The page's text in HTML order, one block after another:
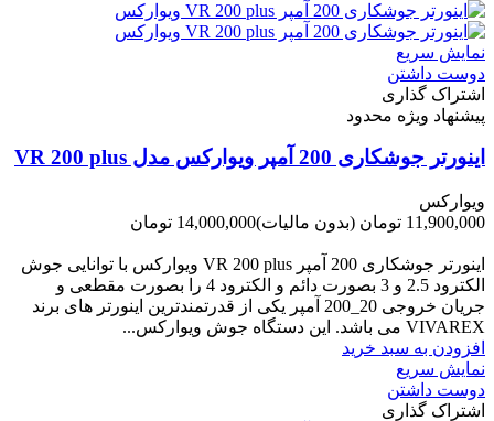
نمایش سریع
دوست داشتن
اشتراک گذاری
پیشنهاد ویژه محدود
اینورتر جوشکاری 200 آمپر ویوارکس مدل VR 200 plus
ویوارکس
11,900,000 تومان
(بدون مالیات)14,000,000 تومان
اینورتر جوشکاری 200 آمپر VR 200 plus ویوارکس با توانایی جوش
الکترود 2.5 و 3 بصورت دائم و الکترود 4 را بصورت مقطعی و
جریان خروجی 20_200 آمپر یکی از قدرتمندترین اینورتر های برند
VIVAREX می باشد. این دستگاه جوش ویوارکس...
افزودن به سبد خرید
نمایش سریع
دوست داشتن
اشتراک گذاری